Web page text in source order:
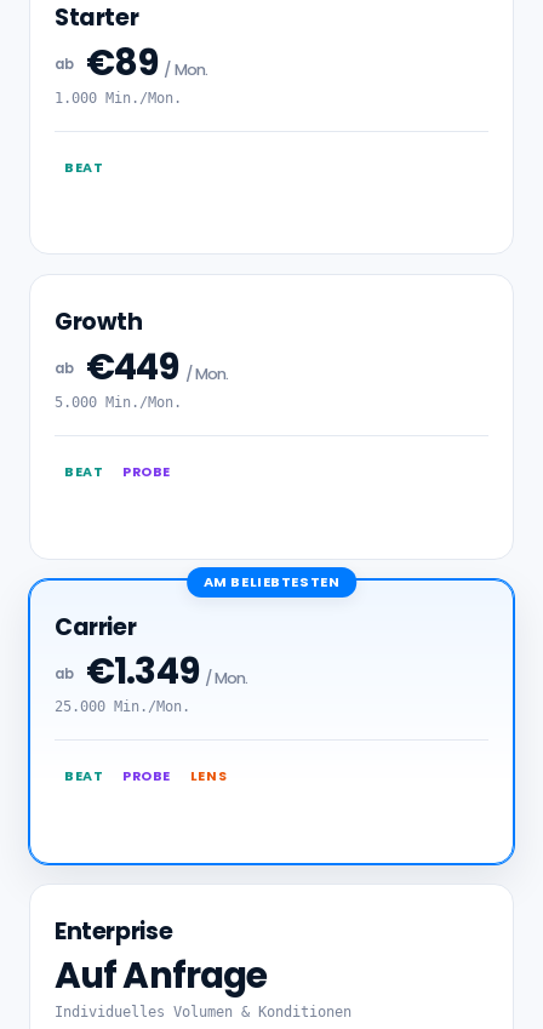
Starter
ab €89 / Mon.
1.000 Min./Mon.
BEAT
Growth
ab €449 / Mon.
5.000 Min./Mon.
BEAT PROBE
AM BELIEBTESTEN
Carrier
ab €1.349 / Mon.
25.000 Min./Mon.
BEAT PROBE LENS
Enterprise
Auf Anfrage
Individuelles Volumen & Konditionen